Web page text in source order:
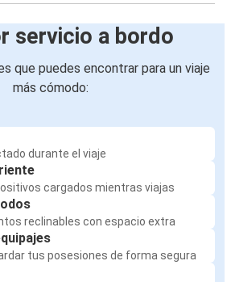
servicio a bordo
que puedes encontrar para un viaje
más cómodo:
durante el viaje
cargados mientras viajas
reclinables con espacio extra
tus posesiones de forma segura